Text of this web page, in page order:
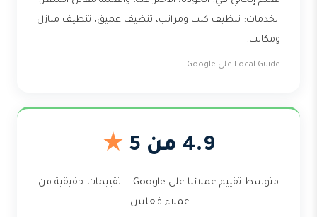
الخدمات: تنظيف كنب ومراتب، تنظيف عميق، تنظيف منازل
ومكاتب.
Local Guide على Google
4.9 من 5 ★
متوسط تقييم عملائنا على Google — تقييمات حقيقية من
عملاء فعليين.